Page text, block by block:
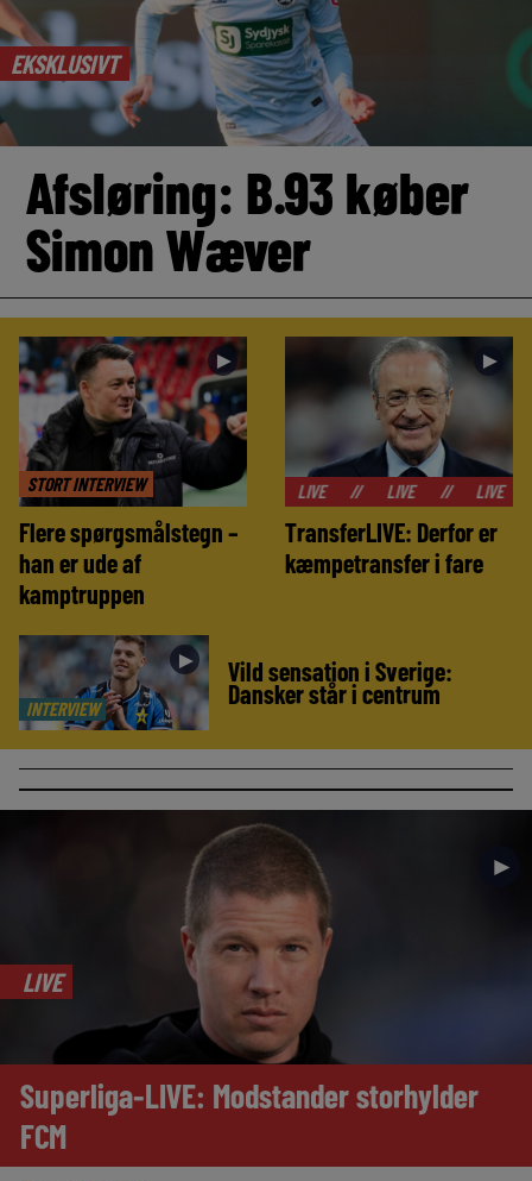
EKSKLUSIVT
Afsløring: B.93 køber
Simon Wæver
STORT INTERVIEW
►
Flere spørgsmålstegn –
han er ude af
kamptruppen
►
// LIVE LIVE LIVE // LIVE
TransferLIVE: Derfor er
kæmpetransfer i fare
INTERVIEW
► Vild sensation i Sverige:
Dansker står i centrum
►
LIVE
Superliga-LIVE: Modstander storhylder
FCM